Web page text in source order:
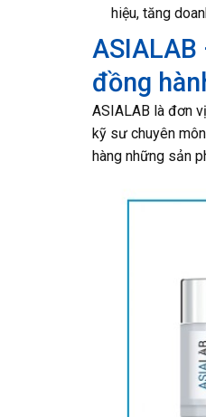
hiệu, tăng
đồng
ASIALAB là đơn
kỹ sư chuyên
hàng những sản